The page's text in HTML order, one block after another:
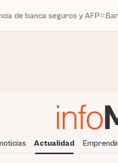
de banca seguros y AFP
Actualidad